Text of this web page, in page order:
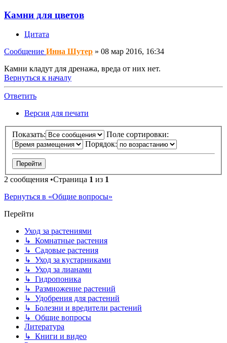
Камни для цветов
Цитата
Сообщение Инна Шутер » 08 мар 2016, 16:34
Камни кладут для дренажа, вреда от них нет.
Вернуться к началу
Ответить
Версия для печати
Показать:
Поле сортировки:
Порядок:
2 сообщения •Страница 1 из 1
Вернуться в «Общие вопросы»
Перейти
Уход за растениями
↳ Комнатные растения
↳ Садовые растения
↳ Уход за кустарниками
↳ Уход за лианами
↳ Гидропоника
↳ Размножение растений
↳ Удобрения для растений
↳ Болезни и вредители растений
↳ Общие вопросы
Литература
↳ Книги и видео